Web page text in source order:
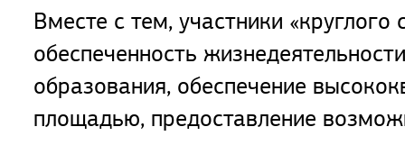
Вместе с тем, участники
обеспеченность
образования, обеспечение
площадью, предоставление